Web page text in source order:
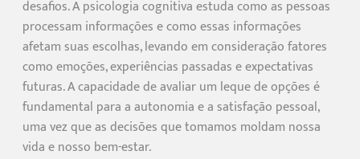
desafios. A psicologia cognitiva estuda como as pessoas
processam informações e como essas informações
afetam suas escolhas, levando em consideração fatores
como emoções, experiências passadas e expectativas
futuras. A capacidade de avaliar um leque de opções é
fundamental para a autonomia e a satisfação pessoal,
uma vez que as decisões que tomamos moldam nossa
vida e nosso bem-estar.